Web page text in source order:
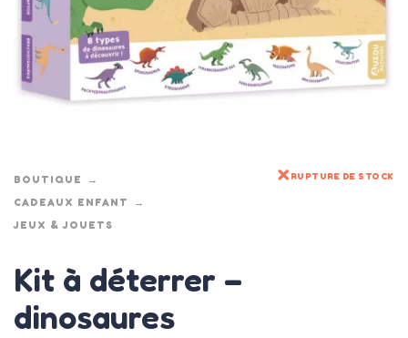
BOUTIQUE
CADEAUX ENFANT
JEUX & JOUETS
RUPTURE DE STOCK
Kit à déterrer –
dinosaures